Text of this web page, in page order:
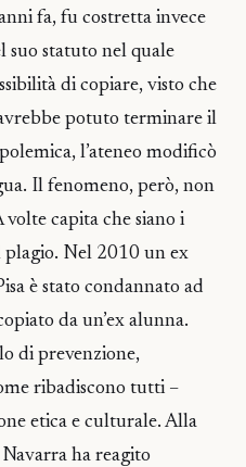
fa, fu costretta invece
suo statuto nel quale
di copiare, visto che
potuto terminare il
l’ateneo modificò
Il fenomeno, però, non
capita che siano i
plagio. Nel 2010 un ex
è stato condannato ad
da un’ex alunna.
di prevenzione,
ribadiscono tutti –
etica e culturale. Alla
ha reagito